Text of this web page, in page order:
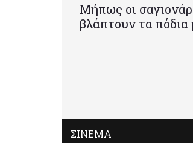
Μήπως οι
βλάπτουν τα πόδια
ΣΙΝΕΜΑ